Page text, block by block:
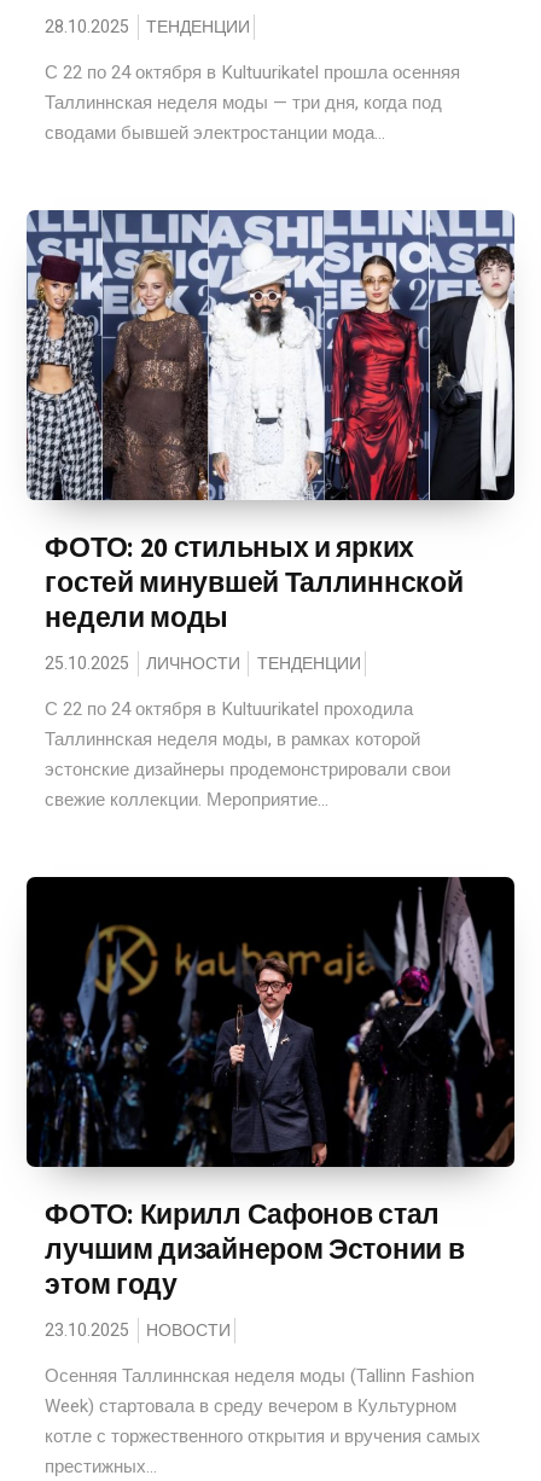
28.10.2025 ТЕНДЕНЦИИ
С 22 по 24 октября в Kultuurikatel прошла осенняя
Таллиннская неделя моды — три дня, когда под
сводами бывшей электростанции мода...
ФОТО: 20 стильных и ярких
гостей минувшей Таллиннской
недели моды
25.10.2025 ЛИЧНОСТИ ТЕНДЕНЦИИ
С 22 по 24 октября в Kultuurikatel проходила
Таллиннская неделя моды, в рамках которой
эстонские дизайнеры продемонстрировали свои
свежие коллекции. Мероприятие...
ФОТО: Кирилл Сафонов стал
лучшим дизайнером Эстонии в
этом году
23.10.2025 НОВОСТИ
Осенняя Таллиннская неделя моды (Tallinn Fashion
Week) стартовала в среду вечером в Культурном
котле с торжественного открытия и вручения самых
престижных...